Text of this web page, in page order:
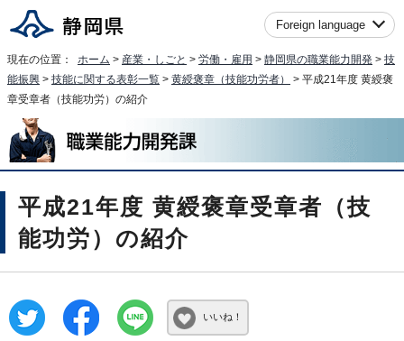
Foreign language
現在の位置： ホーム > 産業・しごと > 労働・雇用 > 静岡県の職業能力開発 > 技
能振興 > 技能に関する表彰一覧 > 黄綬褒章（技能功労者）
> 平成21年度 黄綬褒
章受章者（技能功労）の紹介
平成21年度 黄綬褒章受章者（技
能功労）の紹介
いいね！